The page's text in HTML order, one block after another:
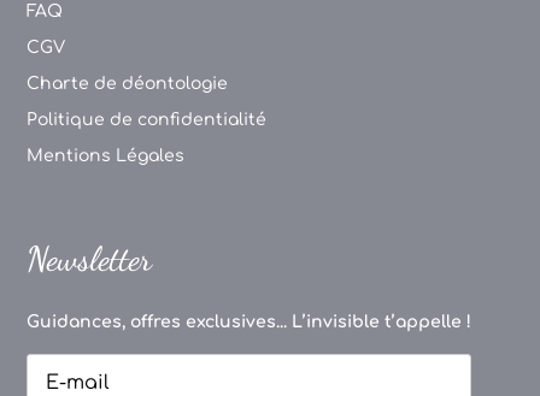
FAQ
CGV
Charte de déontologie
Politique de confidentialité
Mentions Légales
Newsletter
Guidances, offres exclusives... L’invisible t’appelle !